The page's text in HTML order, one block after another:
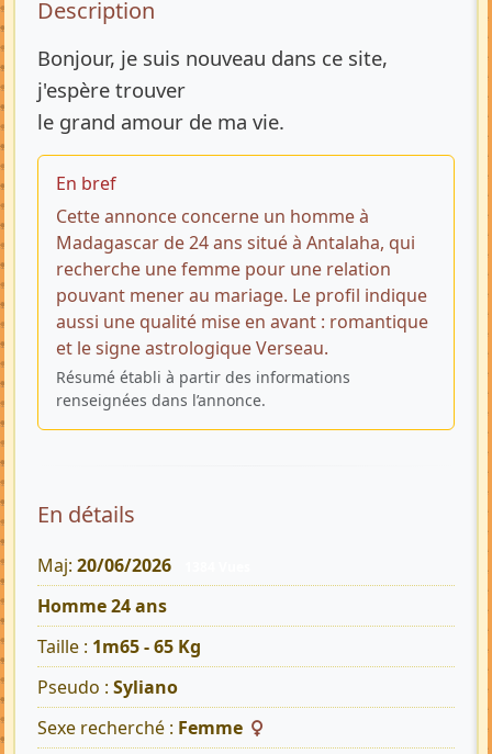
Description de l’annonce
Description
Bonjour, je suis nouveau dans ce site,
j'espère trouver
le grand amour de ma vie.
En bref
Cette annonce concerne un homme à
Madagascar de 24 ans situé à Antalaha, qui
recherche une femme pour une relation
pouvant mener au mariage. Le profil indique
aussi une qualité mise en avant : romantique
et le signe astrologique Verseau.
Résumé établi à partir des informations
renseignées dans l’annonce.
En détails
Maj: 20/06/2026
Homme 24 ans
Taille : 1m65 - 65 Kg
Pseudo : Syliano
Sexe recherché : Femme